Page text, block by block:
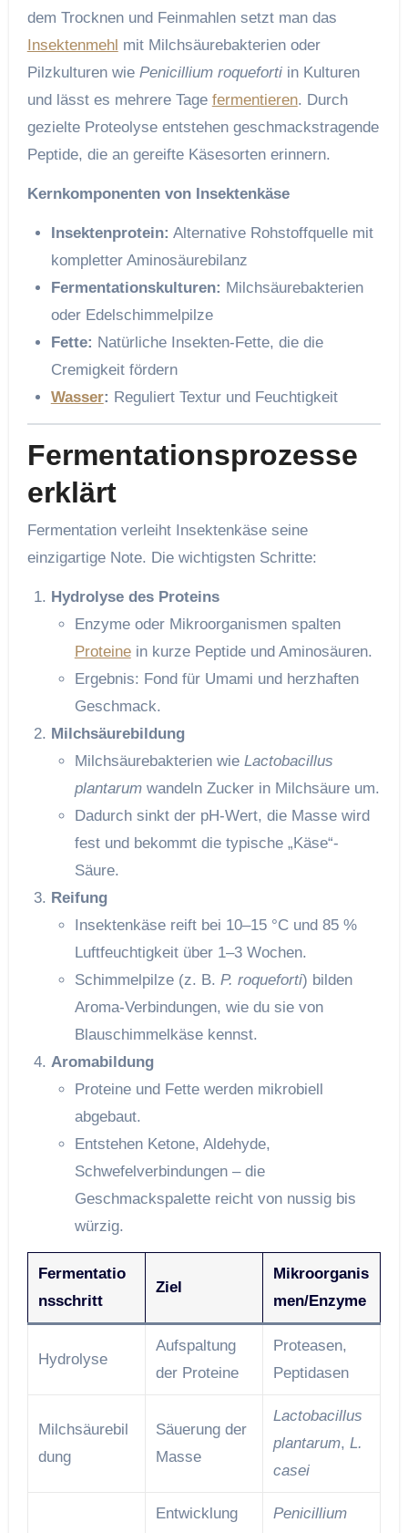
dem Trocknen und Feinmahlen setzt man das
Insektenmehl mit Milchsäurebakterien oder
Pilzkulturen wie Penicillium roquefortiin Kulturen
und lässt es mehrere Tage fermentieren. Durch
gezielte Proteolyse entstehen geschmackstragende
Peptide, die an gereifte Käsesorten erinnern.
Kernkomponenten von Insektenkäse
Insektenprotein: Alternative Rohstoffquelle mit
kompletter Aminosäurebilanz
Fermentationskulturen: Milchsäurebakterien
oder Edelschimmelpilze
Fette: Natürliche Insekten-Fette, die die
Cremigkeit fördern
Wasser: Reguliert Textur und Feuchtigkeit
Fermentationsprozesse
erklärt
Fermentation verleiht Insektenkäse seine
einzigartige Note. Die wichtigsten Schritte:
Hydrolyse des Proteins
Enzyme oder Mikroorganismen spalten
Proteinein kurze Peptide und Aminosäuren.
Ergebnis: Fond für Umami und herzhaften
Geschmack.
Milchsäurebildung
Milchsäurebakterien wie Lactobacillus
plantarumwandeln Zucker in Milchsäure um.
Dadurch sinkt der pH-Wert, die Masse wird
fest und bekommt die typische „Käse“-
Säure.
Reifung
Insektenkäse reift bei 10–15 °C und 85 %
Luftfeuchtigkeit über 1–3 Wochen.
Schimmelpilze (z. B. P. roqueforti) bilden
Aroma-Verbindungen, wie du sie von
Blauschimmelkäse kennst.
Aromabildung
Proteine und Fette werden mikrobiell
abgebaut.
Entstehen Ketone, Aldehyde,
Schwefelverbindungen – die
Geschmackspalette reicht von nussig bis
würzig.
Fermentatio
nsschritt
Ziel
Mikroorganis
men/Enzyme
Hydrolyse
Aufspaltung
der Proteine
Proteasen,
Peptidasen
Milchsäurebil
dung
Säuerung der
Masse
Lactobacillus
plantarum, L.
casei
Entwicklung
Penicillium